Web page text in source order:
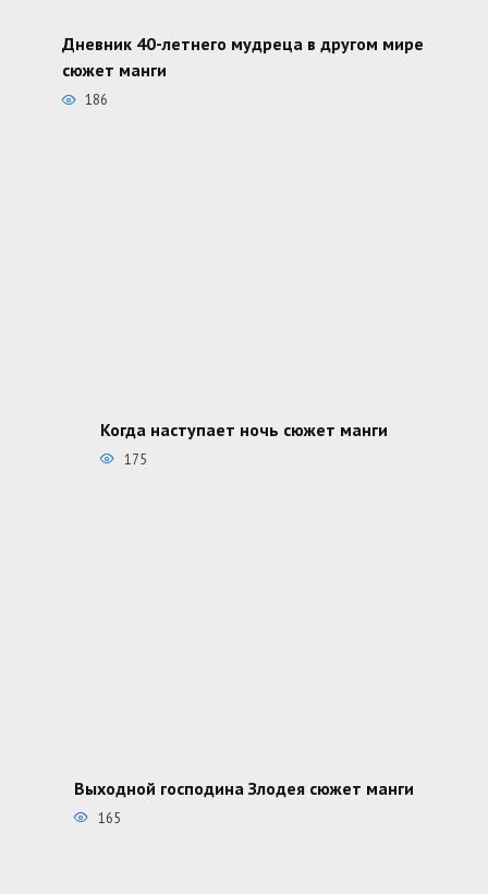
Дневник 40-летнего мудреца в другом мире
сюжет манги
186
Когда наступает ночь сюжет манги
175
Выходной господина Злодея сюжет манги
165